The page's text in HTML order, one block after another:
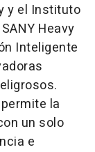
y el Instituto
Heavy
Inteligente
la
un solo
e